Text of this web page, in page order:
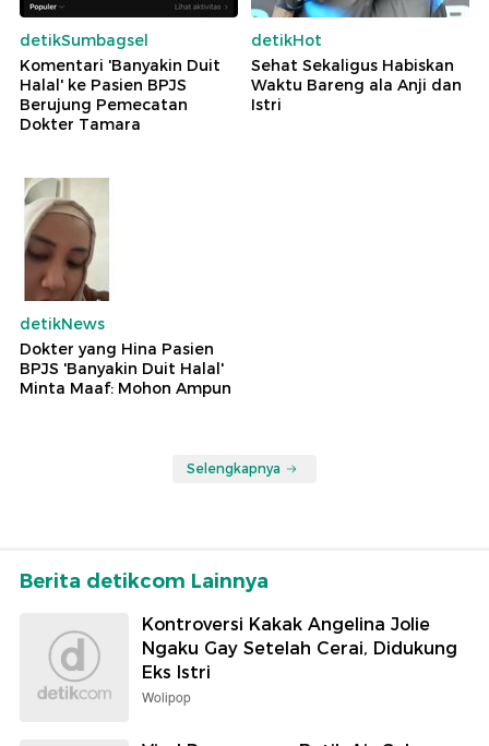
detikSumbagsel
Komentari 'Banyakin Duit
Halal' ke Pasien BPJS
Berujung Pemecatan
Dokter Tamara
detikHot
Sehat Sekaligus Habiskan
Waktu Bareng ala Anji dan
Istri
detikNews
Dokter yang Hina Pasien
BPJS 'Banyakin Duit Halal'
Minta Maaf: Mohon Ampun
Selengkapnya
Berita detikcom Lainnya
Kontroversi Kakak Angelina Jolie
Ngaku Gay Setelah Cerai, Didukung
Eks Istri
Wolipop